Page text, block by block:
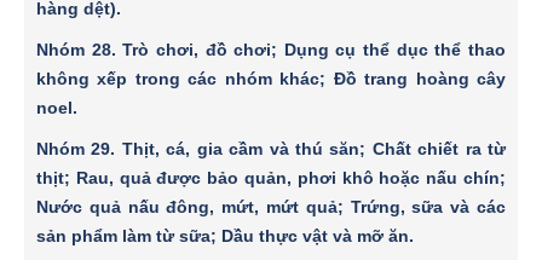
hàng dệt).
Nhóm 28. Trò chơi, đồ chơi; Dụng cụ thể dục thể thao
không xếp trong các nhóm khác; Ðồ trang hoàng cây
noel.
Nhóm 29. Thịt, cá, gia cầm và thú săn; Chất chiết ra từ
thịt; Rau, quả được bảo quản, phơi khô hoặc nấu chín;
Nước quả nấu đông, mứt, mứt quả; Trứng, sữa và các
sản phẩm làm từ sữa; Dầu thực vật và mỡ ăn.